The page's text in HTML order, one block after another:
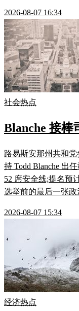
2026-08-07 16:34
社会热点
Blanche 接棒
路易斯安那州共和党
持 Todd Blanche 出
52 席安全线;提名预
选举前的最后一张政
2026-08-07 15:34
经济热点